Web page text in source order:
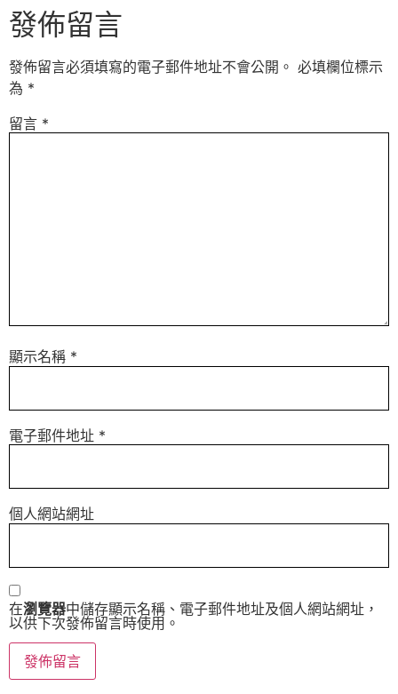
發佈留言
發佈留言必須填寫的電子郵件地址不會公開。 必填欄位標示
為 *
留言 *
顯示名稱 *
電子郵件地址 *
個人網站網址
在瀏覽器中儲存顯示名稱、電子郵件地址及個人網站網址，
以供下次發佈留言時使用。